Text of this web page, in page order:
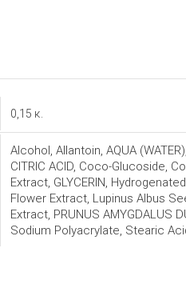
0,15 κ.
Alcohol, Allantoin, AQUA
CITRIC ACID, Coco-Glucoside,
Extract, GLYCERIN,
Flower Extract, Lupinus Albus
Extract, PRUNUS AMYGDALUS
Sodium Polyacrylate, Stearic